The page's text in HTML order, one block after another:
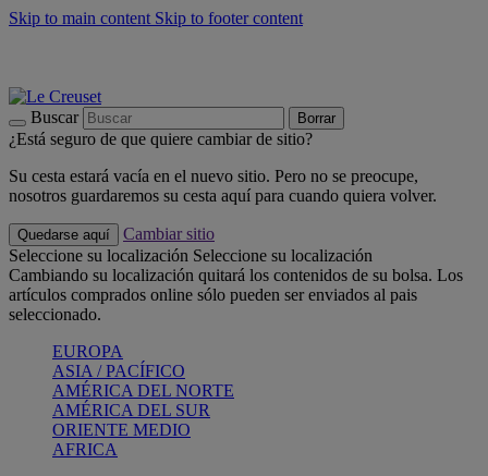
Skip to main content Skip to footer content
Buscar Borrar
¿Está seguro de que quiere cambiar de sitio?
Su cesta estará vacía en el nuevo sitio. Pero no se preocupe,
nosotros guardaremos su cesta aquí para cuando quiera volver.
Quedarse aquí
Cambiar sitio
Seleccione su localización Seleccione su localización
Cambiando su localización quitará los contenidos de su bolsa. Los
artículos comprados online sólo pueden ser enviados al pais
seleccionado.
EUROPA
ASIA / PACÍFICO
AMÉRICA DEL NORTE
AMÉRICA DEL SUR
ORIENTE MEDIO
AFRICA